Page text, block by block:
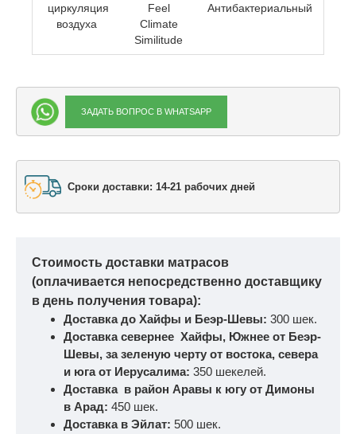
циркуляция
воздуха
Feel
Climate
Similitude
Антибактериальный
ЗАДАТЬ ВОПРОС В WHATSAPP
Сроки доставки: 14-21 рабочих дней
Стоимость доставки матрасов
(оплачивается непосредственно доставщику
в день получения товара):
Доставка до Хайфы и Беэр-Шевы: 300 шек.
Доставка севернее Хайфы, Южнее от Беэр-
Шевы, за зеленую черту от востока, севера
и юга от Иерусалима: 350 шекелей.
Доставка в район Аравы к югу от Димоны
в Арад: 450 шек.
Доставка в Эйлат: 500 шек.